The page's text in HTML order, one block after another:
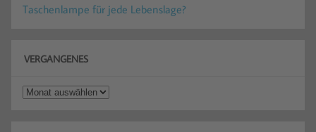
Taschenlampe für jede Lebenslage?
VERGANGENES
Vergangenes